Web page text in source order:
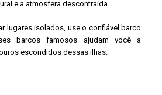
e a atmosfera descontraída.
lugares isolados, use o confiável barco
barcos famosos ajudam você a
escondidos dessas ilhas.